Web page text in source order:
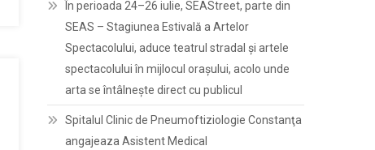
În perioada 24–26 iulie, SEAStreet, parte din
SEAS – Stagiunea Estivală a Artelor
Spectacolului, aduce teatrul stradal și artele
spectacolului în mijlocul orașului, acolo unde
arta se întâlnește direct cu publicul
Spitalul Clinic de Pneumoftiziologie Constanţa
angajeaza Asistent Medical